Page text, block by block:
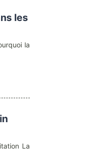
les
la
La